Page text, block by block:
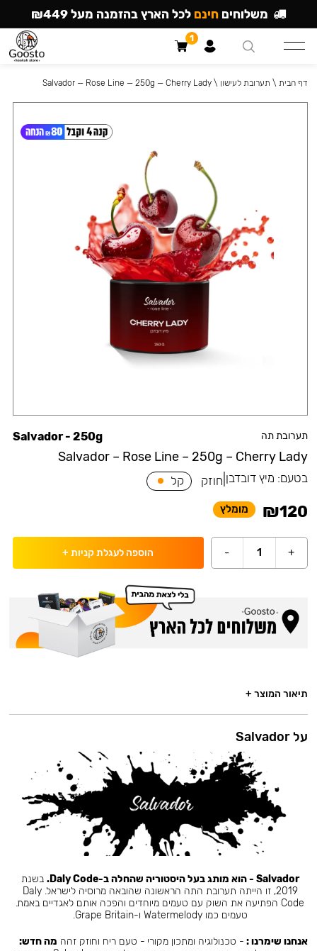
תערובת תה
Salvador – Rose Line – 250g – Cherry Lady
Salvador - 250g
בטעם: מיץ דובדבן חוזק קל
₪120 מומלץ
+
1
- הוספה לעגלת קניות +
דף הבית \ תערובת לעישון \
Salvador — Rose Line — 250g — Cherry Lady
תיאור המוצר +
על Salvador
Salvador - הוא מותג בעל היסטוריה שהחלה ב-Daly Code.
בשנת
2019, זו הייתה תערובת התה הראשונה שהובאה מרוסיה לישראל. Daly
Code הפתיעה את השוק עם טעמים מיוחדים והפכה אותם לאגדיים באמת.
טעמים כמו Watermelody ו-Grape Britain.
אנחנו שימרנו : - טכנולוגיה ומתכון מקורי - טעם ריח וחוזק זהה מה חדש:
משלוחים חינם לכל הארץ בהזמנה מעל ₪449
1